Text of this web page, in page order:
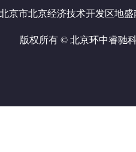
京市北京经济技术开发区地盛
版权所有 © 北京环中睿驰